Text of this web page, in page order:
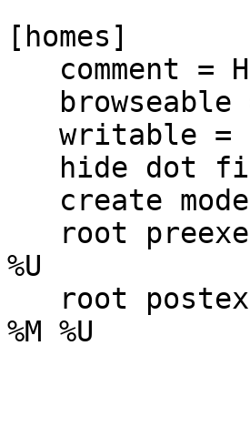
[homes]
comment =
browseable
writable =
hide dot
create mode
root
%U
root
%M %U